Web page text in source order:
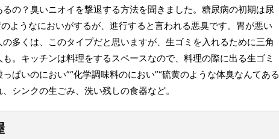
の？臭いニオイを撃退する方法を聞きました。糖尿病の初期は尿
ようなにおいがするが、進行すると言われる悪臭です。胃が悪い
多くは、このタイプだと思いますが、生ゴミを入れるために三角
。キッチンは料理をするスペースなので、料理の際に出る生ゴミ
ぱいのにおい”“化学調味料のにおい”“硫黄のような体臭なんてある
シンクの生ごみ、洗い残しの食器など。